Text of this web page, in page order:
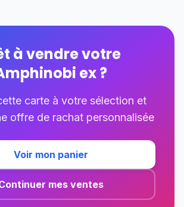
à vendre votre
ex?
carte à votre sélection et
offre de rachat personnalisée
Voir mon panier
mes ventes